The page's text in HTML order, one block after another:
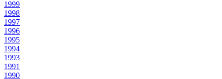
1999
1998
1997
1996
1995
1994
1993
1991
1990